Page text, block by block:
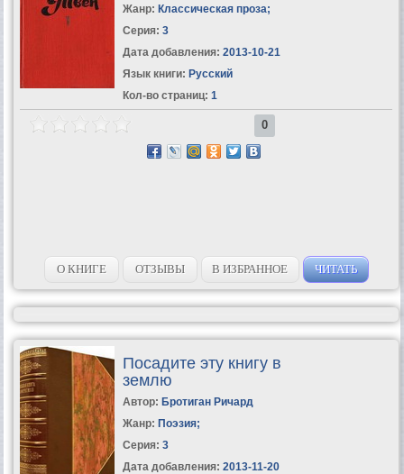
Жанр: Классическая проза;
Серия: 3
Дата добавления: 2013-10-21
Язык книги: Русский
Кол-во страниц: 1
0
О КНИГЕ ОТЗЫВЫ В ИЗБРАННОЕ ЧИТАТЬ
Посадите эту книгу в
землю
Автор: Бротиган Ричард
Жанр: Поэзия;
Серия: 3
Дата добавления: 2013-11-20